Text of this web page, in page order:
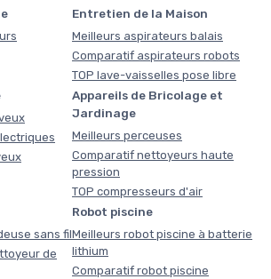
Entretien de la Maison
Meilleurs aspirateurs balais
Comparatif aspirateurs robots
TOP lave-vaisselles pose libre
Appareils de Bricolage et
Jardinage
Meilleurs perceuses
Comparatif nettoyeurs haute
pression
TOP compresseurs d'air
sans fil
de
Robot piscine
Meilleurs robot piscine à batterie
lithium
Comparatif robot piscine